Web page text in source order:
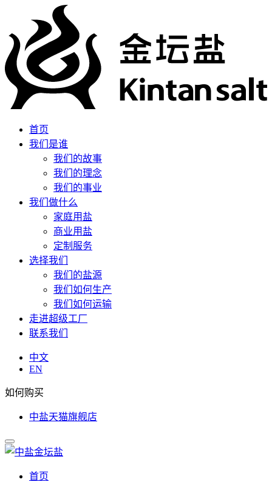
首页
我们是谁
我们的故事
我们的理念
我们的事业
我们做什么
家庭用盐
商业用盐
定制服务
选择我们
我们的盐源
我们如何生产
我们如何运输
走进超级工厂
联系我们
中文
EN
如何购买
中盐天猫旗舰店
首页